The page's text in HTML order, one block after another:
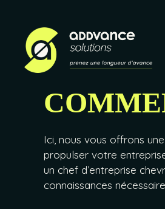
Ici, nous vous offrons
propulser votre
un chef d’entreprise
connaissances